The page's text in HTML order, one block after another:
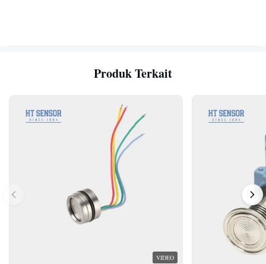
Produk Terkait
VIDEO